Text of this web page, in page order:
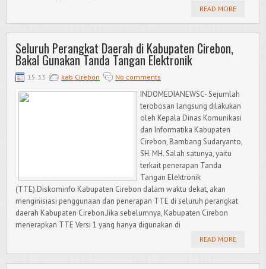
READ MORE
Seluruh Perangkat Daerah di Kabupaten Cirebon,
Bakal Gunakan Tanda Tangan Elektronik
15.33 kab Cirebon No comments
INDOMEDIANEWSC- Sejumlah
terobosan langsung dilakukan
oleh Kepala Dinas Komunikasi
dan Informatika Kabupaten
Cirebon, Bambang Sudaryanto,
SH. MH. Salah satunya, yaitu
terkait penerapan Tanda
Tangan Elektronik
(TTE).Diskominfo Kabupaten Cirebon dalam waktu dekat, akan
menginisiasi penggunaan dan penerapan TTE di seluruh perangkat
daerah Kabupaten Cirebon.Jika sebelumnya, Kabupaten Cirebon
menerapkan TTE Versi 1 yang hanya digunakan di
READ MORE